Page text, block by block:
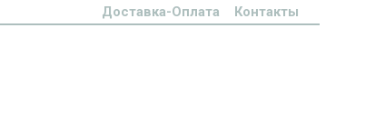
Доставка-Оплата Контакты